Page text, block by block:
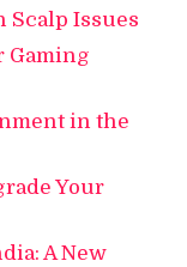
Scalp Issues
Gaming
in the
Your
A New